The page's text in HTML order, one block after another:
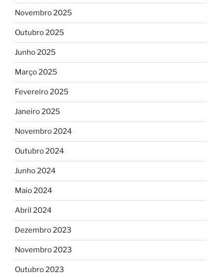
Novembro 2025
Outubro 2025
Junho 2025
Março 2025
Fevereiro 2025
Janeiro 2025
Novembro 2024
Outubro 2024
Junho 2024
Maio 2024
Abril 2024
Dezembro 2023
Novembro 2023
Outubro 2023